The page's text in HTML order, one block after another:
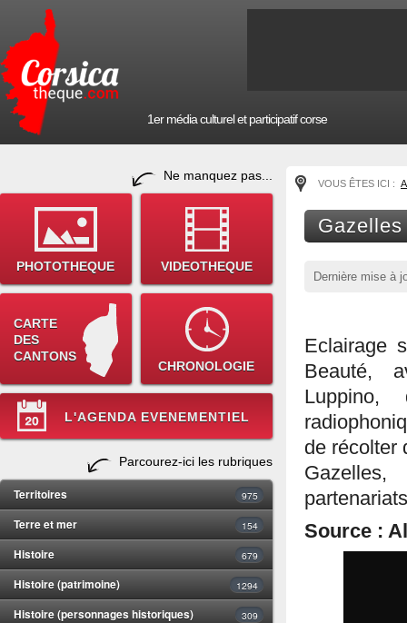
1er média culturel et participatif corse
Ne manquez pas...
PHOTOTHEQUE VIDEOTHEQUE
CARTE
DES
CANTONS
CHRONOLOGIE
L'AGENDA EVENEMENTIEL
Parcourez-ici les rubriques
Territoires 975
Terre et mer 154
Histoire 679
Histoire (patrimoine) 1294
Histoire (personnages historiques) 309
VOUS ÊTES ICI :
Dernière mise à
Eclairage
Beauté,
de récolter
Source :